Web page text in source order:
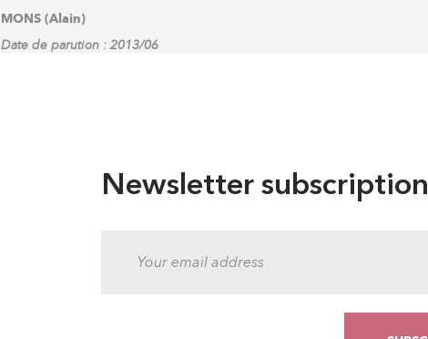
MONS (Alain)
Date de parution : 2013/06
Newsletter subscription